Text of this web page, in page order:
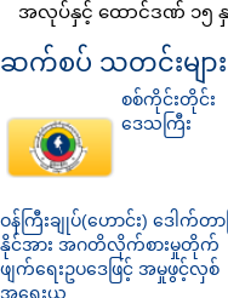
အလုပ်နှင့် ထောင်ဒဏ် ၁၅ နှ
ဆက်စပ် သတင်းများ
စစ်ကိုင်းတိုင်း
ဒေသကြီး
ဝန်ကြီးချုပ်(ဟောင်း) ဒေါက်တာ
နိုင်အား အဂတိလိုက်စားမှုတိုက်
ဖျက်ရေးဥပဒေဖြင့် အမှုဖွင့်လှစ်
အရေးယူ